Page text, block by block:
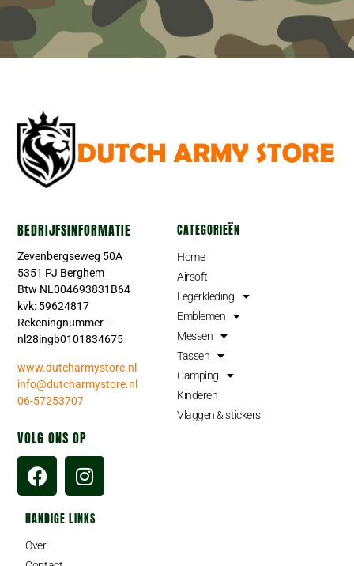
BEDRIJFSINFORMATIE
Zevenbergseweg 50A
5351 PJ Berghem
Btw NL004693831B64
kvk: 59624817
Rekeningnummer –
nl28ingb0101834675
www.dutcharmystore.nl
info@dutcharmystore.nl
06-57253707
VOLG ONS OP
CATEGORIEËN
Home
Airsoft
Legerkleding
Emblemen
Messen
Tassen
Camping
Kinderen
Vlaggen & stickers
HANDIGE LINKS
Over